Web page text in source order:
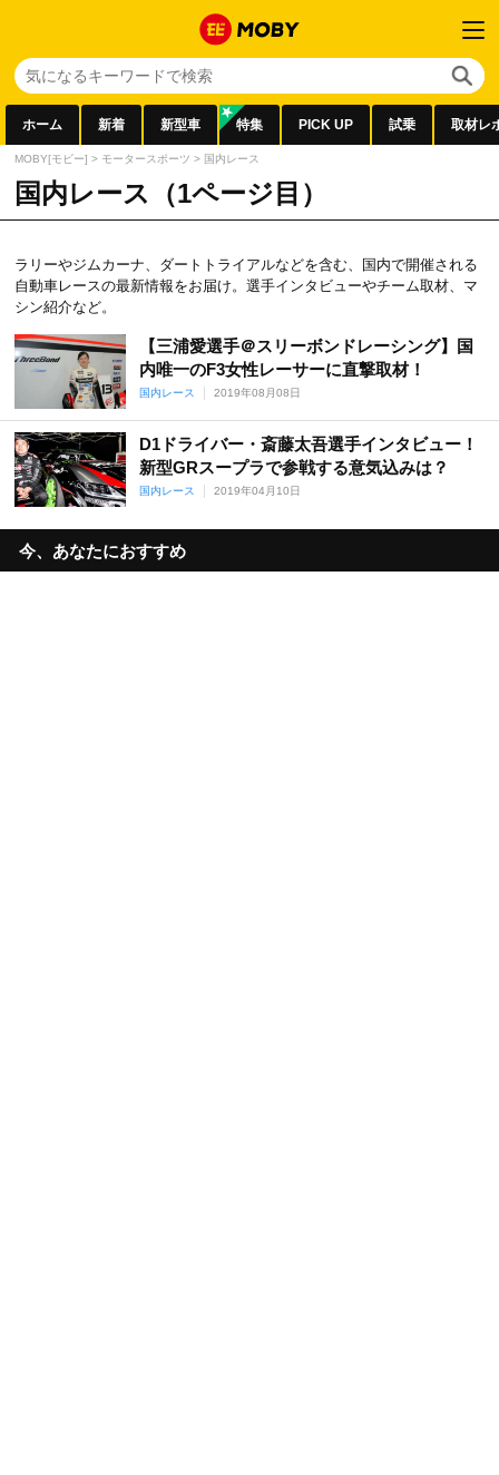
ホーム 新着 新型車 特集 PICK UP 試乗 取材レ
MOBY[モビー] > モータースポーツ > 国内レース
国内レース（1ページ目）
ラリーやジムカーナ、ダートトライアルなどを含む、国内で開催される
自動車レースの最新情報をお届け。選手インタビューやチーム取材、マ
シン紹介など。
【三浦愛選手＠スリーボンドレーシング】国
内唯一のF3女性レーサーに直撃取材！
国内レース 2019年08月08日
D1ドライバー・斎藤太吾選手インタビュー！
新型GRスープラで参戦する意気込みは？
国内レース 2019年04月10日
今、あなたにおすすめ